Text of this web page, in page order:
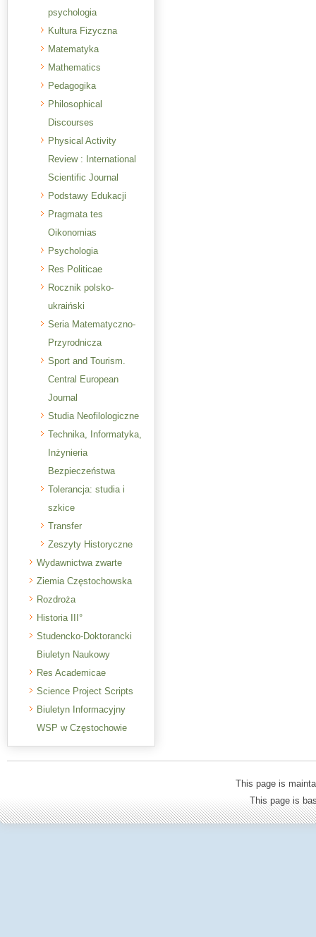
psychologia
Kultura Fizyczna
Matematyka
Mathematics
Pedagogika
Philosophical
Discourses
Physical Activity
Review : International
Scientific Journal
Podstawy Edukacji
Pragmata tes
Oikonomias
Psychologia
Res Politicae
Rocznik polsko-
ukraiński
Seria Matematyczno-
Przyrodnicza
Sport and Tourism.
Central European
Journal
Studia Neofilologiczne
Technika, Informatyka,
Inżynieria
Bezpieczeństwa
Tolerancja: studia i
szkice
Transfer
Zeszyty Historyczne
Wydawnictwa zwarte
Ziemia Częstochowska
Rozdroża
Historia III°
Studencko-Doktorancki
Biuletyn Naukowy
Res Academicae
Science Project Scripts
Biuletyn Informacyjny
WSP w Częstochowie
This page is
This page is